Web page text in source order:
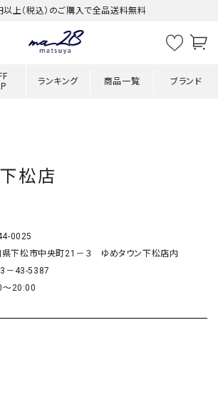
上（税込）のご購入で全品送料無料
ランキング 商品一覧 ブランド
松店
0025
県下松市中央町21－３ ゆめタウン下松店内
－43-5387
～20:00